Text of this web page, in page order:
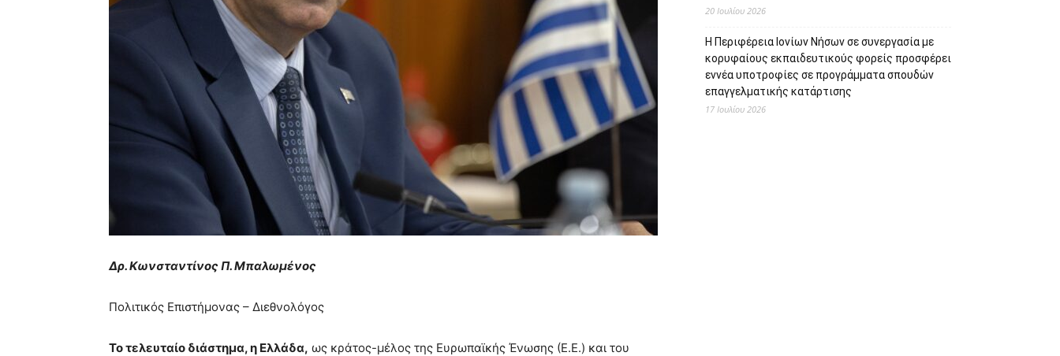
Δρ. Κωνσταντίνος Π. Μπαλωμένος
Πολιτικός Επιστήμονας – Διεθνολόγος
Το τελευταίο διάστημα, η Ελλάδα, ως κράτος-μέλος της Ευρωπαϊκής Ένωσης (Ε.Ε.) και του
20 Ιουλίου 2026
Η Περιφέρεια Ιονίων Νήσων σε συνεργασία με
κορυφαίους εκπαιδευτικούς φορείς προσφέρει
εννέα υποτροφίες σε προγράμματα σπουδών
επαγγελματικής κατάρτισης
17 Ιουλίου 2026